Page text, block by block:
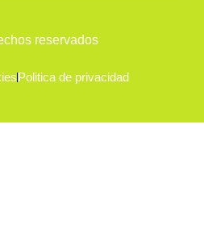
reservados
Politica de privacidad